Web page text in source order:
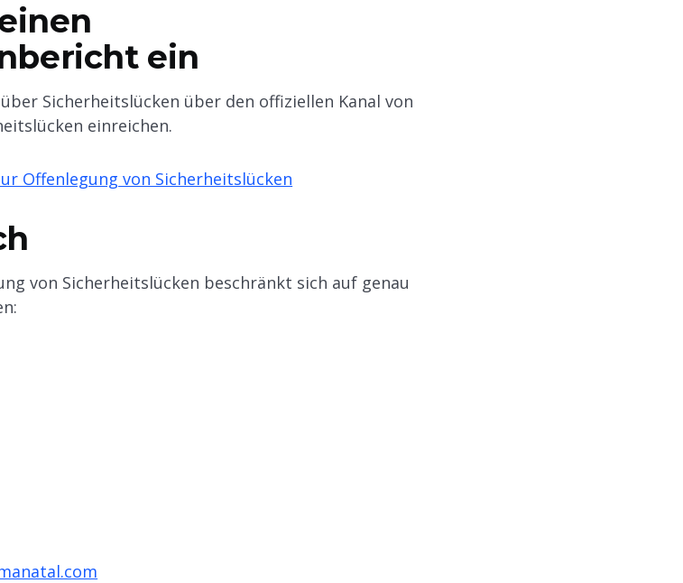
ein
Sicherheitslücken über den offiziellen Kanal von
einreichen.
Offenlegung von Sicherheitslücken
von Sicherheitslücken beschränkt sich auf genau